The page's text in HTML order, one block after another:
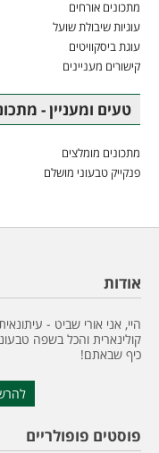
מתכונים אורחים
עוגיות שיבולת שועל
עוגת ביסקוויטים
קישורים מעניינים
טעים ומעניין -
מתכונים מומלצים
פנקייק טבעוני מושלם
אודות
היי, אני אורי שביט -
קולינארית והכל בשפה
כיף שבאתם!
פוסטים פופולריים